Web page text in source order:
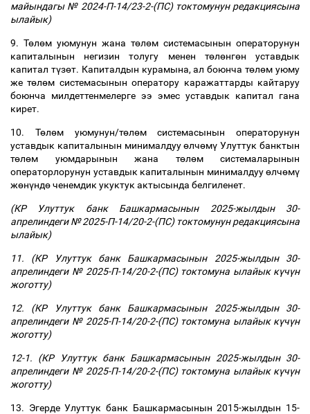
майындагы № 2024-П-14/23-2-(ПС) токтомунун редакциясына
ылайык)
9. Төлөм уюмунун жана төлөм системасынын операторунун
капиталынын негизин толугу менен төлөнгөн уставдык
капитал түзөт. Капиталдын курамына, ал боюнча төлөм уюму
же төлөм системасынын оператору каражаттарды кайтаруу
боюнча милдеттенмелерге ээ эмес уставдык капитал гана
кирет.
10. Төлөм уюмунун/төлөм системасынын операторунун
уставдык капиталынын минималдууөлчөмү Улуттук банктын
төлөм уюмдарынын жана төлөм системаларынын
операторлорунун уставдык капиталынын минималдууөлчөмү
жөнүндөченемдик укуктук актысында белгиленет.
(КР Улуттук банк Башкармасынын 2025-жылдын 30-
апрелиндеги № 2025-П-14/20-2-(ПС) токтомунун редакциясына
ылайык)
11. (КР Улуттук банк Башкармасынын 2025-жылдын 30-
апрелиндеги № 2025-П-14/20-2-(ПС) токтомуна ылайык күчүн
жоготту)
12. (КР Улуттук банк Башкармасынын 2025-жылдын 30-
апрелиндеги № 2025-П-14/20-2-(ПС) токтомуна ылайык күчүн
жоготту)
12-1. (КР Улуттук банк Башкармасынын 2025-жылдын 30-
апрелиндеги № 2025-П-14/20-2-(ПС) токтомуна ылайык күчүн
жоготту)
13. Эгерде Улуттук банк Башкармасынын 2015-жылдын 15-